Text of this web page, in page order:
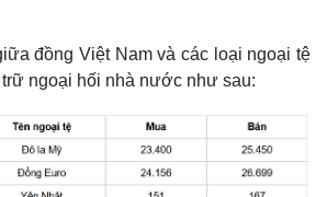
đồng Việt Nam và các loại ngoại tệ
ngoại hối nhà nước như sau: